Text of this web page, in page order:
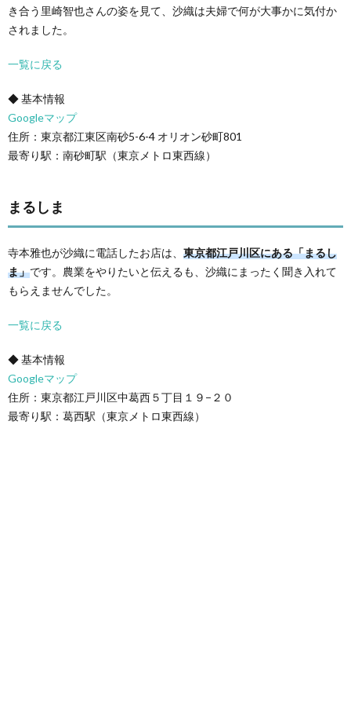
き合う里崎智也さんの姿を見て、沙織は夫婦で何が大事かに気付か
されました。
一覧に戻る
◆ 基本情報
Googleマップ
住所：東京都江東区南砂5-6-4 オリオン砂町801
最寄り駅：南砂町駅（東京メトロ東西線）
まるしま
寺本雅也が沙織に電話したお店は、 東京都江戸川区にある「まるし
ま」です。農業をやりたいと伝えるも、沙織にまったく聞き入れて
もらえませんでした。
一覧に戻る
◆ 基本情報
Googleマップ
住所：東京都江戸川区中葛西５丁目１９−２０
最寄り駅：葛西駅（東京メトロ東西線）